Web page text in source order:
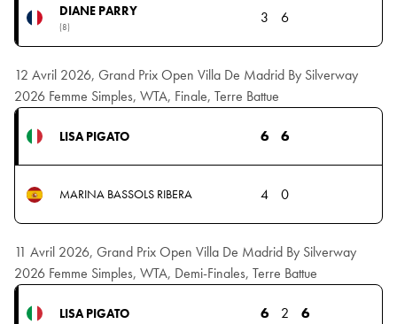
DIANE PARRY
(8)
3 6
12 Avril 2026, Grand Prix Open Villa De Madrid By Silverway
2026 Femme Simples, WTA, Finale, Terre Battue
LISA PIGATO 6 6
MARINA BASSOLS RIBERA 4 0
11 Avril 2026, Grand Prix Open Villa De Madrid By Silverway
2026 Femme Simples, WTA, Demi-Finales, Terre Battue
LISA PIGATO 6 2 6